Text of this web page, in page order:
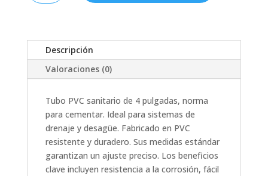
SANIT.
P/CEM.
cantidad
Descripción
Valoraciones (0)
Tubo PVC sanitario de 4 pulgadas, norma
para cementar. Ideal para sistemas de
drenaje y desagüe. Fabricado en PVC
resistente y duradero. Sus medidas estándar
garantizan un ajuste preciso. Los beneficios
clave incluyen resistencia a la corrosión, fácil